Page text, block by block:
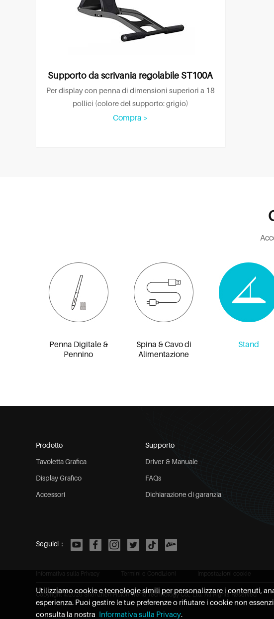
Supporto da scrivania regolabile ST100A
Per display con penna di dimensioni superiori a 18
pollici (colore del supporto: grigio)
Compra >
Penna Digitale &
Pennino
Spina & Cavo di
Alimentazione
Stand
Prodotto
Tavoletta Grafica
Display Grafico
Accessori
Supporto
Driver & Manuale
FAQs
Dichiarazione di garanzia
Seguici：
Informativa sulla Privacy Termini e Condizioni Impostazioni cookie
Copyright ©2026Shenzhen Huion Trend Technology Co., Ltd. All Rights Reserved
Utilizziamo cookie e tecnologie simili per personalizzare i contenuti,
esperienza. Puoi gestire le tue preferenze o rifiutare i cookie non
consulta la nostra Informativa sulla Privacy.